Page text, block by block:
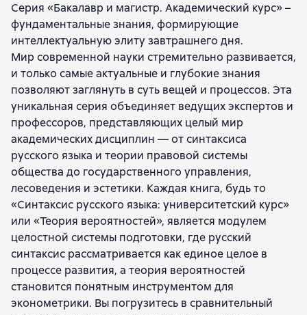
Михаил Львович Гальперин
Алексей Янович Курбатов
Валерий Владимирович Приемко
Наталия Петровна Кузнецова
Юрий Федорович Касимов
Ирина Валентиновна Решетникова
Вера Алексеевна Ачкасова
Ольга Георгиевна Филатова
Лидия Сергеевна Леонтьева А. А. Ивин
Владимир Иванович Бусов
Олег Александрович Кривцун А. Н. Джуринский
Алексей Васильевич Тебекин
Любовь Николаевна Орлова
Анна Михайловна Чернышева
Дмитрий Витальевич Шевчук
Михаил Павлович Березин
Артур Русланович Батчаев
Николай Борисович Жунда
Марина Васильевна Несена
Серия «Бакалавр и магистр. Академический курс» –
фундаментальные знания, формирующие
интеллектуальную элиту завтрашнего дня.
Мир современной науки стремительно развивается,
и только самые актуальные и глубокие знания
позволяют заглянуть в суть вещей и процессов. Эта
уникальная серия объединяет ведущих экспертов и
профессоров, представляющих целый мир
академических дисциплин — от синтаксиса
русского языка и теории правовой системы
общества до государственного управления,
лесоведения и эстетики. Каждая книга, будь то
«Синтаксис русского языка: университетский курс»
или «Теория вероятностей», является модулем
целостной системы подготовки, где русский
синтаксис рассматривается как единое целое в
процессе развития, а теория вероятностей
становится понятным инструментом для
эконометрики. Вы погрузитесь в сравнительный